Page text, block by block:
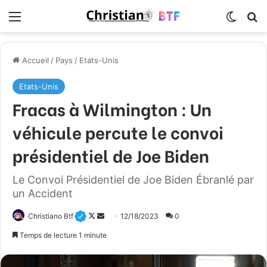
Accueil / Pays / Etats-Unis
Etats-Unis
Fracas à Wilmington : Un
véhicule percute le convoi
présidentiel de Joe Biden
Le Convoi Présidentiel de Joe Biden Ébranlé par
un Accident
Christiano Btf
F
12/18/2023 0
Temps de lecture 1 minute